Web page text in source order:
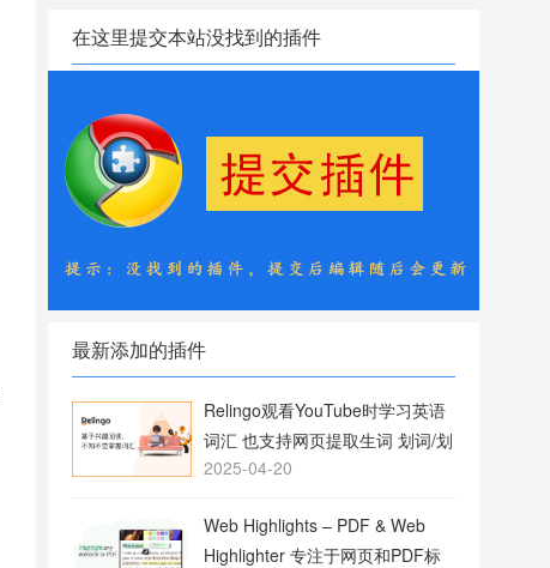
在这里提交本站没找到的插件
最新添加的插件
Relingo观看YouTube时学习英语
词汇 也支持网页提取生词 划词/划
句翻译
2025-04-20
Web Highlights – PDF & Web
Highlighter 专注于网页和PDF标